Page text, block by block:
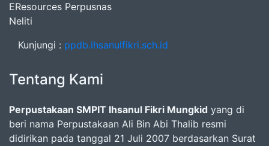
EResources Perpusnas
Neliti
Kunjungi : ppdb.ihsanulfikri.sch.id
Tentang Kami
Perpustakaan SMPIT Ihsanul Fikri Mungkid yang di
beri nama Perpustakaan Ali Bin Abi Thalib resmi
didirikan pada tanggal 21 Juli 2007 berdasarkan Surat